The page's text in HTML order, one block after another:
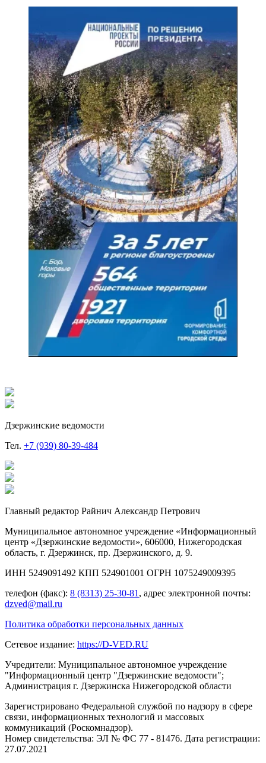
Дзержинские ведомости
Тел. +7 (939) 80-39-484
Главный редактор Райнич Александр Петрович
Муниципальное автономное учреждение «Информационный
центр «Дзержинские ведомости», 606000, Нижегородская
область, г. Дзержинск, пр. Дзержинского, д. 9.
ИНН 5249091492 КПП 524901001 ОГРН 1075249009395
телефон (факс): 8 (8313) 25-30-81 , адрес электронной почты:
dzved@mail.ru
Политика обработки персональных данных
Сетевое издание: https://D-VED.RU
Учредители: Муниципальное автономное учреждение
"Информационный центр "Дзержинские ведомости";
Администрация г. Дзержинска Нижегородской области
Зарегистрировано Федеральной службой по надзору в сфере
связи, информационных технологий и массовых
коммуникаций (Роскомнадзор).
Номер свидетельства: ЭЛ № ФС 77 - 81476. Дата регистрации:
27.07.2021